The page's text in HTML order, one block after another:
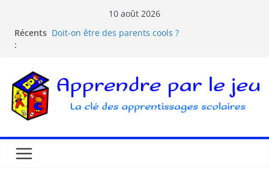
10 août 2026
Récents
:
Doit-on être des parents cools ?
La pédagogie Montessori est-elle ludique ?
Comprendre la courbe de l’oubli